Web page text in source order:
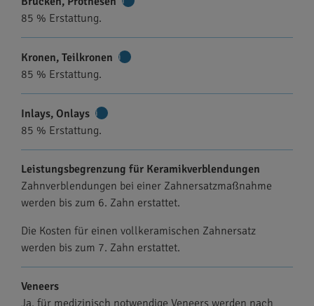
85 % Erstattung.
Kronen, Teilkronen
85 % Erstattung.
Inlays, Onlays
Informationen
85 % Erstattung.
Leistungsbegrenzung für Keramikverblendungen
Zahnverblendungen bei einer Zahnersatzmaßnahme
werden bis zum 6. Zahn erstattet.
Die Kosten für einen vollkeramischen Zahnersatz
werden bis zum 7. Zahn erstattet.
Veneers
Ja, für medizinisch notwendige Veneers werden nach